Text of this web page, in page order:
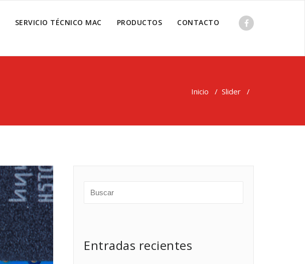
SERVICIO TÉCNICO MAC PRODUCTOS CONTACTO
Inicio / Slider /
Entradas recientes